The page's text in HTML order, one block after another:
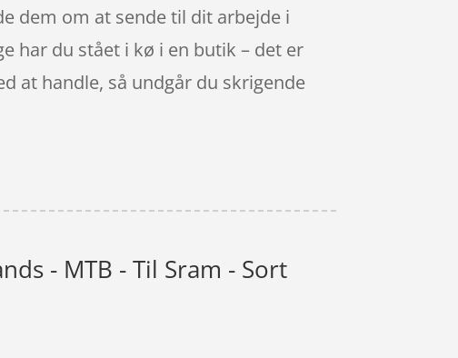
dem om at sende til dit arbejde i
har du stået i kø i en butik – det er
at handle, så undgår du skrigende
- MTB - Til Sram - Sort